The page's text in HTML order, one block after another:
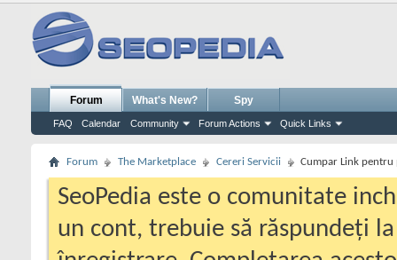
Forum
FAQ Calendar Community Forum Actions Quick Links
What's New? Spy
Forum The Marketplace Cereri Servicii Cumpar Link pentru
SeoPedia este o comunitate
un cont, trebuie să răspundeți